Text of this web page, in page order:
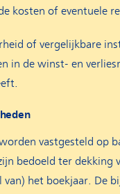
kosten of eventuele
of vergelijkbare
in de winst- en
vastgesteld op
bedoeld ter dekking
het boekjaar. De